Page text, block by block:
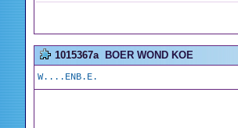
1015367a BOER WOND KOE
W....ENB.E.